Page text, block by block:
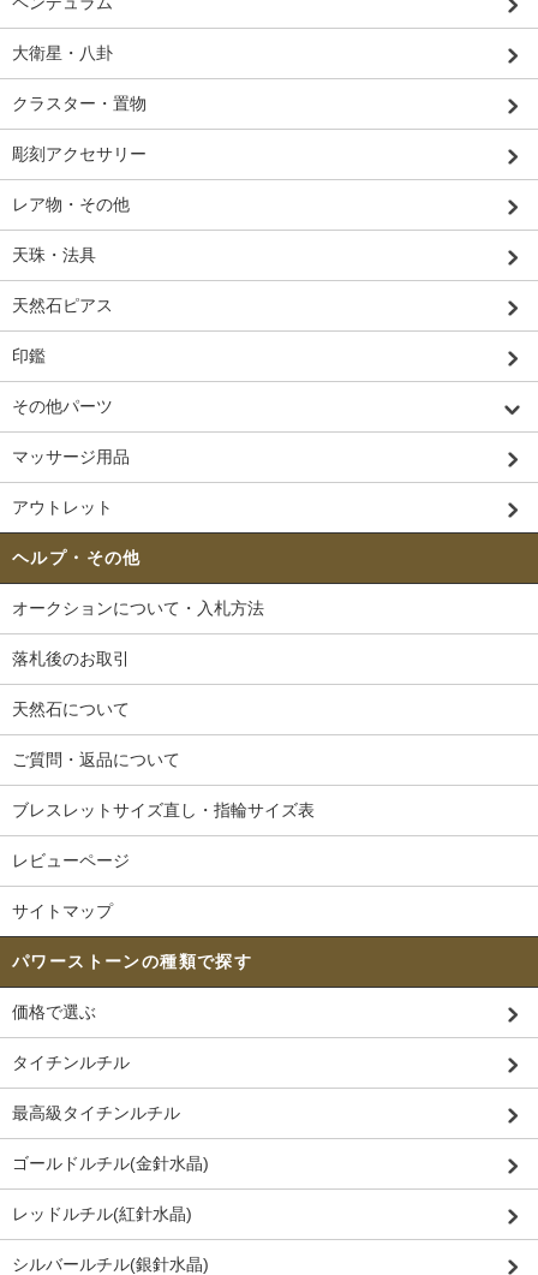
大衛星・八卦
クラスター・置物
彫刻アクセサリー
レア物・その他
天珠・法具
天然石ピアス
印鑑
その他パーツ
マッサージ用品
アウトレット
ヘルプ・その他
オークションについて・入札方法
落札後のお取引
天然石について
ご質問・返品について
ブレスレットサイズ直し・指輪サイズ表
レビューページ
サイトマップ
パワーストーンの種類で探す
価格で選ぶ
タイチンルチル
最高級タイチンルチル
ゴールドルチル(金針水晶)
レッドルチル(紅針水晶)
シルバールチル(銀針水晶)